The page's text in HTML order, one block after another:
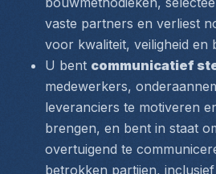
vaste partners en verliest
voor kwaliteit, veiligheid en
U bent communicatief
medewerkers,
leveranciers te motiveren
brengen, en bent in staat
overtuigend te
betrokken partijen,